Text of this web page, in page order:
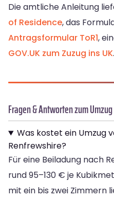
Die amtliche Anleitung
of Residence, das
Antragsformular ToR1,
GOV.UK zum Zuzug ins UK.
Fragen & Antworten zum
Was kostet ein Umzug
Renfrewshire?
Für eine Beiladung nach
rund 95–130 € je
mit ein bis zwei Zimmern